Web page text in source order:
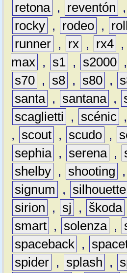
retona , reventón ,
rocky , rodeo ,
runner , rx , rx4 ,
max , s1 , s2000 ,
s70 , s8 , s80 ,
santa , santana ,
scaglietti
, scénic ,
,
scout , scudo ,
sephia , serena ,
shelby , shooting ,
signum
, silhouette
sirion
, sj , škoda
smart , solenza ,
spaceback ,
spider , splash ,